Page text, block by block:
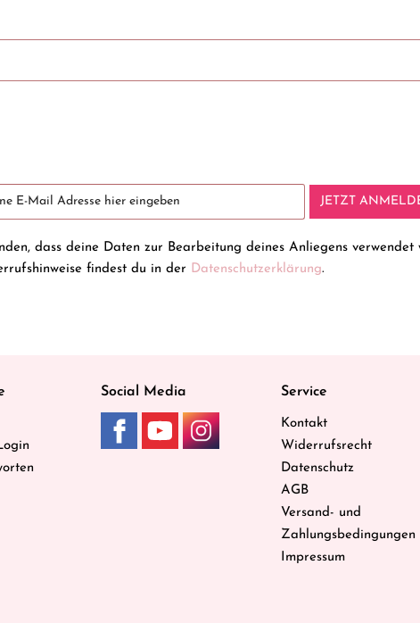
JETZT
dass deine Daten zur Bearbeitung deines Anliegens verwendet
findest du in der Datenschutzerklärung.
Social Media Service
Kontakt
Widerrufsrecht
Datenschutz
AGB
Versand- und
Zahlungsbedingungen
Impressum